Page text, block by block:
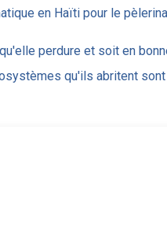
en Haïti pour le
perdure et soit en
qu'ils abritent